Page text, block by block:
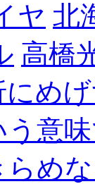
ヤ 北
高橋
め
意
らめ